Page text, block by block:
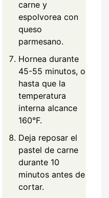
carne y
espolvorea con
queso
parmesano.
Hornea durante
45-55 minutos, o
hasta que la
temperatura
interna alcance
160°F.
Deja reposar el
pastel de carne
durante 10
minutos antes de
cortar.